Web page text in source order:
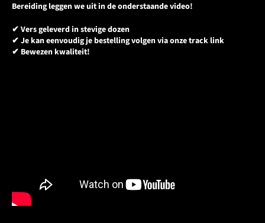
Bereiding leggen we uit in de onderstaande video!
✔ Vers geleverd in stevige dozen
✔ Je kan eenvoudig je bestelling volgen via onze track link
✔ Bewezen kwaliteit!